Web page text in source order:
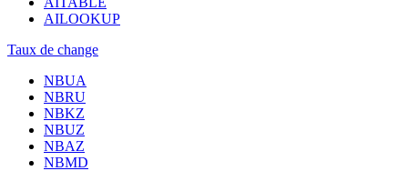
AILOOKUP
Taux de change
NBUA
NBRU
NBKZ
NBUZ
NBAZ
NBMD